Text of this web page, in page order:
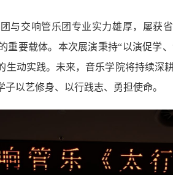
与交响管乐团专业实力雄厚，屡获
重要载体。本次展演秉持“以演促学
生动实践。未来，音乐学院将持续深
以艺修身、以行践志、勇担使命。